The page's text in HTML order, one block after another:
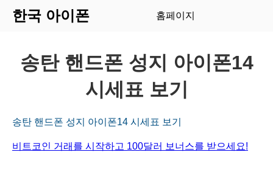
한국 아이폰 홈페이지
송탄 핸드폰 성지 아이폰14
시세표 보기
송탄 핸드폰 성지 아이폰14 시세표 보기
비트코인 거래를 시작하고 100달러 보너스를 받으세요!